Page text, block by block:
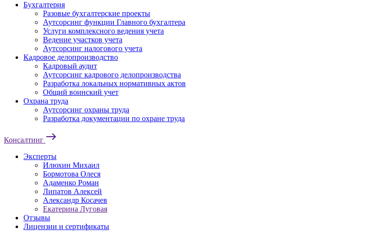
Бухгалтерия
Разовые бухгалтерские проекты
Аутсорсинг функции Главного бухгалтера
Услуги комплексного ведения учета
Ведение участков учета
Аутсорсинг налогового учета
Кадровое делопроизводство
Кадровый аудит
Аутсорсинг кадрового делопроизводства
Разработка локальных нормативных актов
Общий воинский учет
Охрана труда
Аутсорсинг охраны труда
Разработка документации по охране труда
Консалтинг east
Эксперты
Илюхин Михаил
Бормотова Олеся
Адаменко Роман
Липатов Алексей
Александр Косачев
Екатерина Луговая
Отзывы
Лицензии и сертификаты